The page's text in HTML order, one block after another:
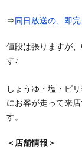
⇒同日放送の、即
値段は張りますが
す♪
しょうゆ・塩・ピ
にお客が走って来
す。
＜店舗情報＞